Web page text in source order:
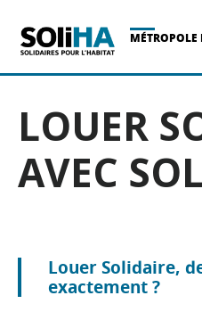
MÉTROPOLE
LOUER
AVEC
Louer Solidaire,
exactement ?